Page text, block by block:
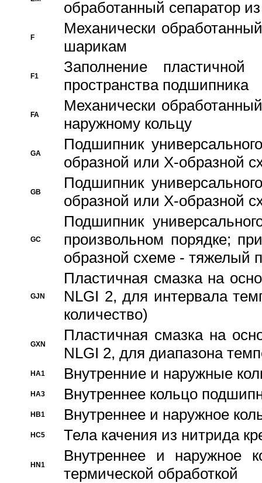
обработанный сепаратор
F
Механически
шарикам
F1
Заполнение
пространства подшипника
FA
Механически
наружному кольцу
GA
Подшипник
образной или Х-образной
GB
Подшипник
образной или Х-образной
GC
Подшипник
произвольном порядке;
образной схеме - тяжелый
GJN
Пластичная смазка на
NLGI 2, для интервала
количество)
GXN
Пластичная смазка на
NLGI 2, для диапазона
HA1 Внутренние и наружные
HA3 Bнутреннее кольцо
HB1 Bнутреннее и наружное
HC5 Тела качения из нитрида
HN1
Bнутреннее и наружное
термической обработкой